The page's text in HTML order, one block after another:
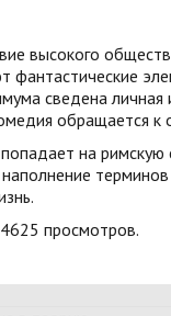
высокого
фантастические
сведена личная
обращается
на римскую
просмотров.